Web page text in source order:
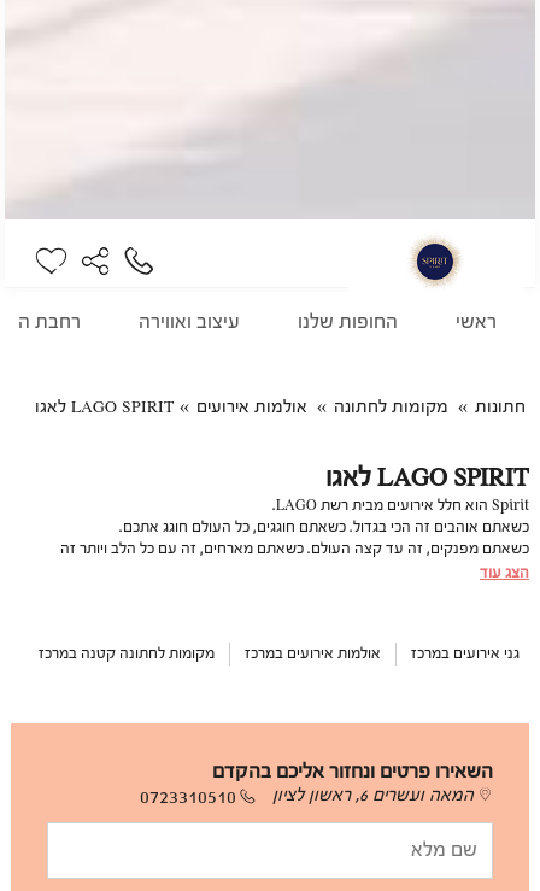
ראשי החופות שלנו עיצוב ואווירה רחבת
חתונות מקומות לחתונה אולמות אירועים LAGO SPIRIT לאגו
LAGO SPIRIT לאגו
Spirit הוא חלל אירועים מבית רשת LAGO.
כשאתם אוהבים זה הכי בגדול. כשאתם חוגגים, כל העולם חוגג אתכם.
כשאתם מפנקים, זה עד קצה העולם. כשאתם מארחים, זה עם כל הלב ויותר זה
הספיריט שלכם. זה הספיריט שלנו.
האוירה שאתם מדמיינים, הויז’ן אליו אתם שואפים. כל זה עטוף בשילוב מנצח של יוקרה
הצג עוד
גני אירועים במרכז אולמות אירועים במרכז מקומות לחתונה קטנה במרכז
השאירו פרטים ונחזור אליכם בהקדם
המאה ועשרים 6, ראשון לציון 0723310510